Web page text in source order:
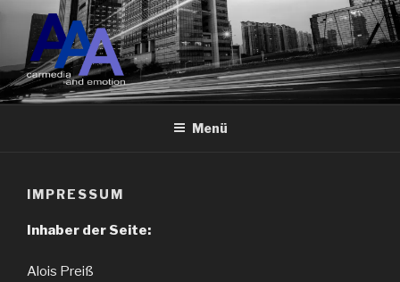
Zum
Inhalt
springen
ALOIS ALLES AUDIO
Car Media and Emotion
Menü
IMPRESSUM
Inhaber der Seite:
Alois Preiß